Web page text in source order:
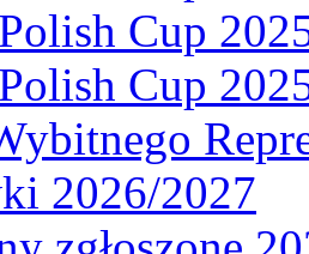
Cup
Cup
2026/2027